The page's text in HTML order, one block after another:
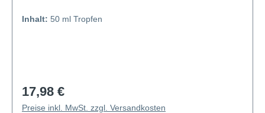
Inhalt: 50 ml Tropfen
Regulärer Preis:
17,98 €
Preise inkl. MwSt. zzgl. Versandkosten